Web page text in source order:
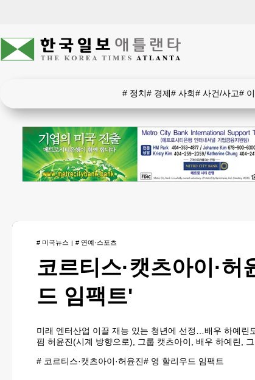
# 정치# 경제# 사회# 사건/사고#
# 미국뉴스 # 연예·스포츠
코르티스·캣츠아이·
드 임팩트'
미래 엔터산업 이끌 재능 있는 청년에 선정…배우 하예린
핌 허윤진(시계 방향으로), 그룹 캣츠아이, 배우 하예린,
넷플릭스 제공. 재판매 및 DB 금지] 그룹 코르티스와 캣츠
윤진, 배우 하예린이 미국 연예 전문 매체 버라이어티가
# 코르티스·캣츠아이·허윤진# 영 할리우드 임팩트